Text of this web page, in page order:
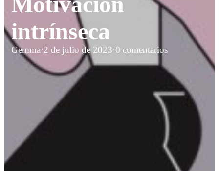
intrínseca
Gemma·2 de julio de 2023·0 comentarios